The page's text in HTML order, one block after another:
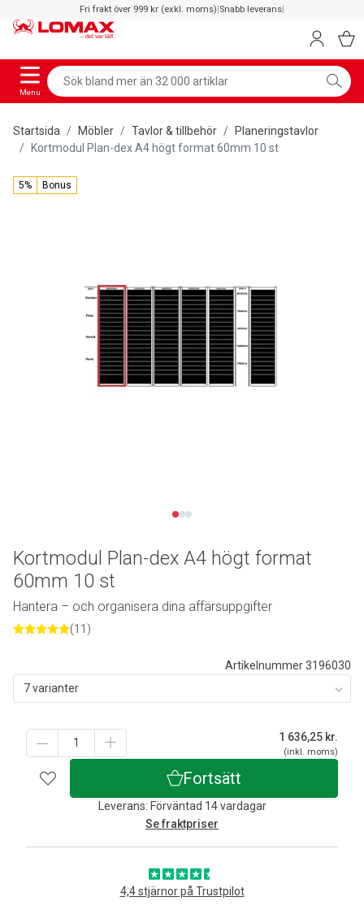
Fri frakt över 999 kr (exkl. moms)|Snabb leverans|
Menu
Startsida Möbler Tavlor & tillbehör
Planeringstavlor
Kortmodul Plan-dex A4 högt format 60mm 10 st
5% Bonus
Artikelnummer 3196030
7 varianter
1 636,25 kr.
(inkl. moms)
Fortsätt
Leverans: Förväntad 14 vardagar
Se fraktpriser
4,4 stjärnor på Trustpilot
Kortmodul Plan-dex A4 högt format
60mm 10 st
Hantera – och organisera dina affärsuppgifter
(11)